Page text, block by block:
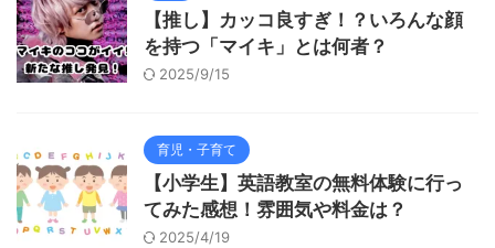
【推し】カッコ良すぎ！？いろんな顔
を持つ「マイキ」とは何者？
2025/9/15
育児・子育て
【小学生】英語教室の無料体験に行っ
てみた感想！雰囲気や料金は？
2025/4/19